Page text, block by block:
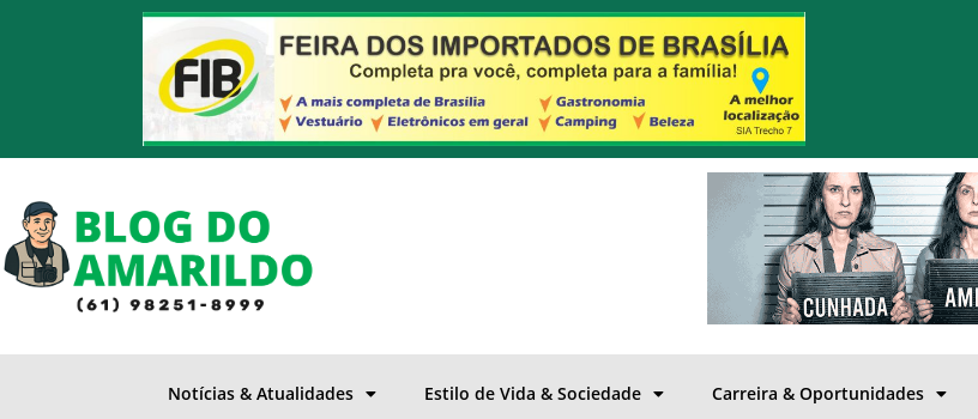
Notícias & Atualidades Estilo de Vida & Sociedade Carreira & Oportunidades